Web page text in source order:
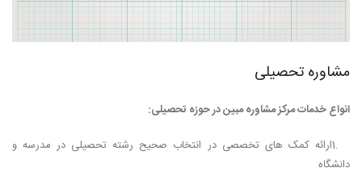
مشاوره تحصیلی
انواع خدمات مرکز مشاوره مبین در حوزه تحصیلی:
1.ارائه کمک های تخصصی در انتخاب صحیح رشته تحصیلی در مدرسه و
دانشگاه